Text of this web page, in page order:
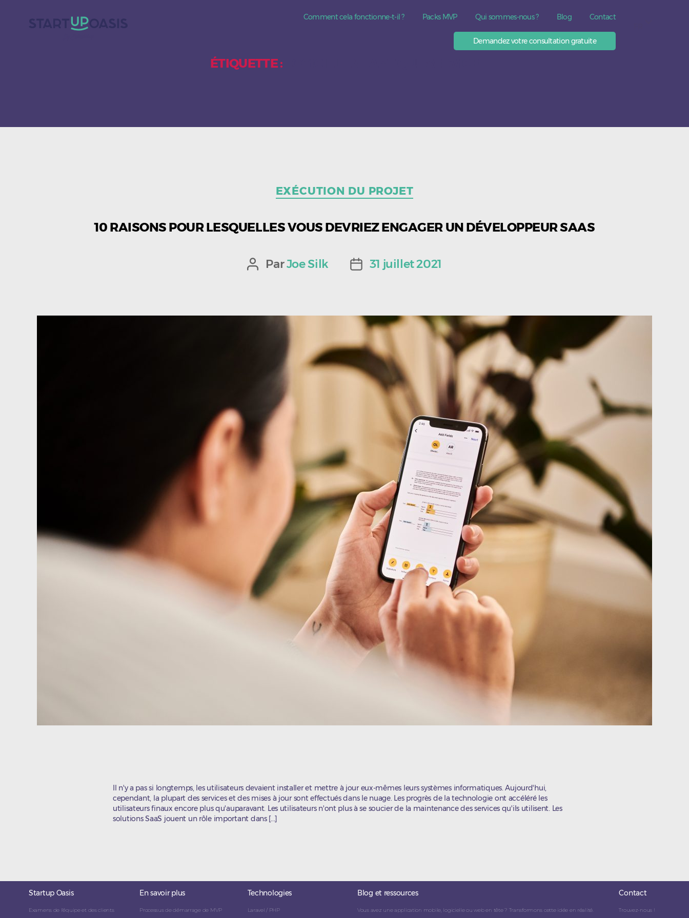
Comment cela fonctionne-t-il ? Packs MVP Qui sommes-nous ? Blog Contact
Demandez votre consultation gratuite
ÉTIQUETTE :
EXÉCUTION DU PROJET
10 RAISONS POUR LESQUELLES VOUS DEVRIEZ ENGAGER UN DÉVELOPPEUR SAAS
Auteur
ParJoe Silk
Date31 juillet 2021
Il n'y a pas si longtemps, les utilisateurs devaient installer et mettre à jour eux-mêmes leurs systèmes informatiques. Aujourd'hui,
cependant, la plupart des services et des mises à jour sont effectués dans le nuage. Les progrès de la technologie ont accéléré les
utilisateurs finaux encore plus qu'auparavant. Les utilisateurs n'ont plus à se soucier de la maintenance des services qu'ils utilisent. Les
solutions SaaS jouent un rôle important dans [...]
Startup Oasis
Examens de l'équipe et des clients
En savoir plus
Processus de démarrage de MVP
Technologies
Laravel / PHP
Blog et ressources
Vous avez une application mobile, logicielle ou web en tête ? Transformons cette idée en réalité.
Contact
Trouvez-nous !